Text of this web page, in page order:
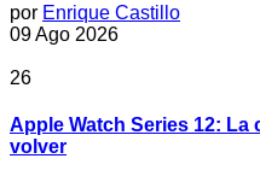
por Enrique Castillo
09 Ago 2026
26
Apple Watch Series 12: La
volver